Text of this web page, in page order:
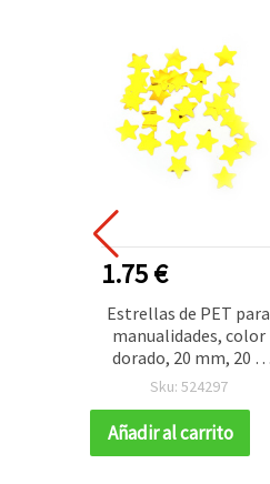
1.75 €
Estrellas de PET para
manualidades, color
dorado, 20 mm, 20 g
(aprox. 3000 uds.)
Sku: 524297
Añadir al carrito